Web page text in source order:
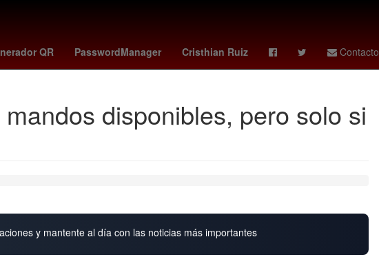
QR PasswordManager Cristhian Ruiz Contacto
de leagues cup manchester city vs OTAN Santiago Giménez
disponibles, pero solo si
y mantente al día con las noticias más importantes